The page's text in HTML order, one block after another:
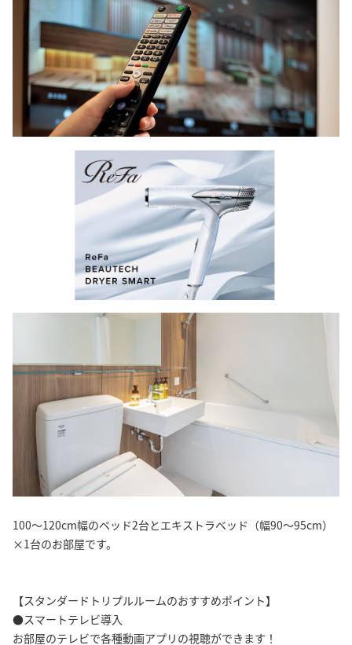
100〜120cm幅のベッド2台とエキストラベッド（幅90〜95cm）
×1台のお部屋です。
【スタンダードトリプルルームのおすすめポイント】
●スマートテレビ導入
お部屋のテレビで各種動画アプリの視聴ができます！